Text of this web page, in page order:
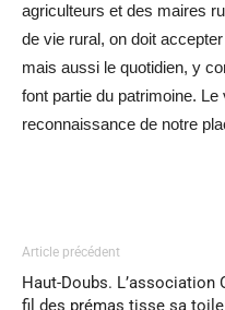
agriculteurs et des maires
de vie rural, on doit
mais aussi le quotidien, y
font partie du patrimoine.
reconnaissance de notre
Article précédent
Haut-Doubs. L’association
fil des prémas tisse sa toile